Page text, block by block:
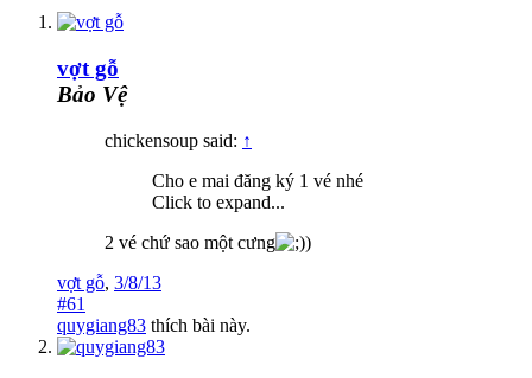
vợt gỗ
Bảo Vệ
chickensoup said: ↑
Cho e mai đăng ký 1 vé nhé
Click to expand...
2 vé chứ sao một cưng
)
vợt gỗ, 3/8/13
#61
quygiang83 thích bài này.